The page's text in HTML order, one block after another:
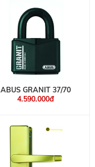
ABUS GRANIT 37/70
4.590.000đ